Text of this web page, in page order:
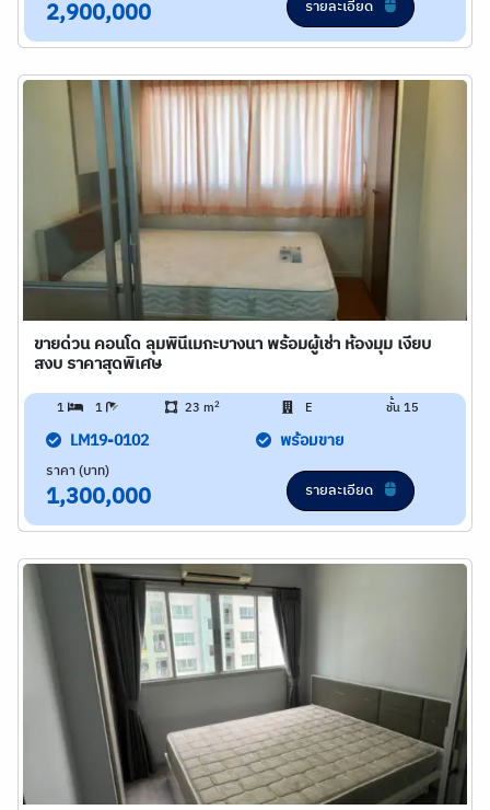
2,900,000 รายละเอียด
ขายด่วน คอนโด ลุมพินีเมกะบางนา พร้อมผู้เช่า ห้องมุม เงียบ
สงบ ราคาสุดพิเศษ
1 1 23 m2 E ชั้น 15
LM19-0102 พร้อมขาย
ราคา (บาท)
1,300,000 รายละเอียด